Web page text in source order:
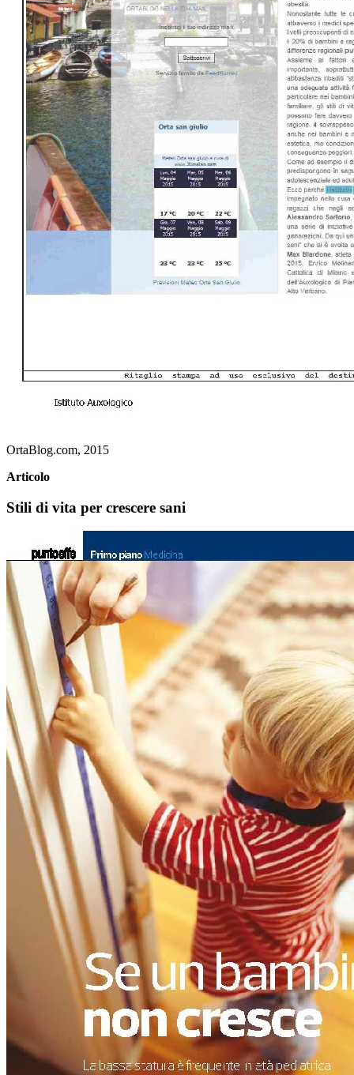
OrtaBlog.com, 2015
Articolo
Stili di vita per crescere sani